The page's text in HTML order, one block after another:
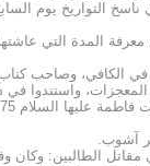
التواريخ يوم
المدة التي عاشتها
في الكافي، وصاحب كتاب
واستندوا
مقاتل الطالبين: وكان